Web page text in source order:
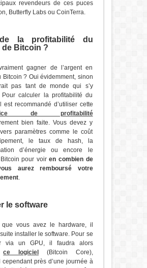
revendeurs de ces puces
Butterfly Labs ou CoinTerra.
la profitabilité du
de Bitcoin ?
gagner de l’argent en
Bitcoin ? Oui évidemment, sinon
pas tant de monde qui s’y
Pour calculer la profitabilité du
est recommandé d’utiliser cette
de profitabilité
bien faite. Vous devez y
paramètres comme le coût
le taux de hash, la
d’énergie ou encore le
pour voiren combien de
aurez remboursé votre
.
le software
vous avez le hardware, il
installer le software. Pour se
via un GPU, il faudra alors
ce logiciel
(Bitcoin Core),
cependant près d’une journée à